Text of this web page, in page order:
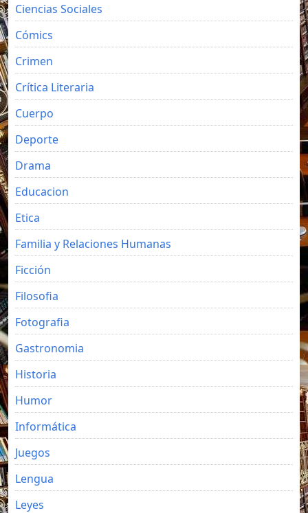
Ciencias Sociales
Cómics
Crimen
Crítica Literaria
Cuerpo
Deporte
Drama
Educacion
Etica
Familia y Relaciones Humanas
Ficción
Filosofia
Fotografia
Gastronomia
Historia
Humor
Informática
Juegos
Lengua
Leyes